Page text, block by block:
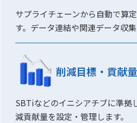
サプライチェーンから自動で算
す。データ連結や関連データ収集
削減目標・貢献量
SBTiなどのイニシアチブに準拠
減貢献量を設定・管理します。